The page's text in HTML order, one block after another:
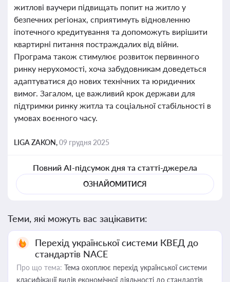
житлові ваучери підвищать попит на житло у
безпечних регіонах, сприятимуть відновленню
іпотечного кредитування та допоможуть вирішити
квартирні питання постраждалих від війни.
Програма також стимулює розвиток первинного
ринку нерухомості, хоча забудовникам доведеться
адаптуватися до нових технічних та юридичних
вимог. Загалом, це важливий крок держави для
підтримки ринку житла та соціальної стабільності в
умовах воєнного часу.
LIGA ZAKON,09 грудня 2025
Повний AI-підсумок дня та статті-джерела
ОЗНАЙОМИТИСЯ
Теми, які можуть вас зацікавити:
Перехід української системи КВЕД до
стандартів NACE
Про що тема: Тема охоплює перехід української системи
класифікації видів економічної діяльності до стандартів